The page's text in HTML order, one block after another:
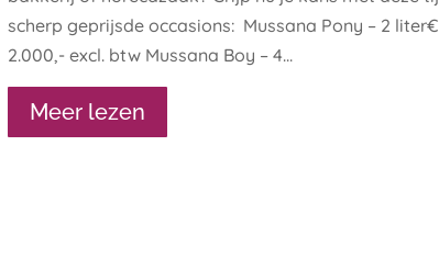
scherp geprijsde occasions: Mussana Pony – 2 liter€
2.000,- excl. btw Mussana Boy – 4...
Meer lezen